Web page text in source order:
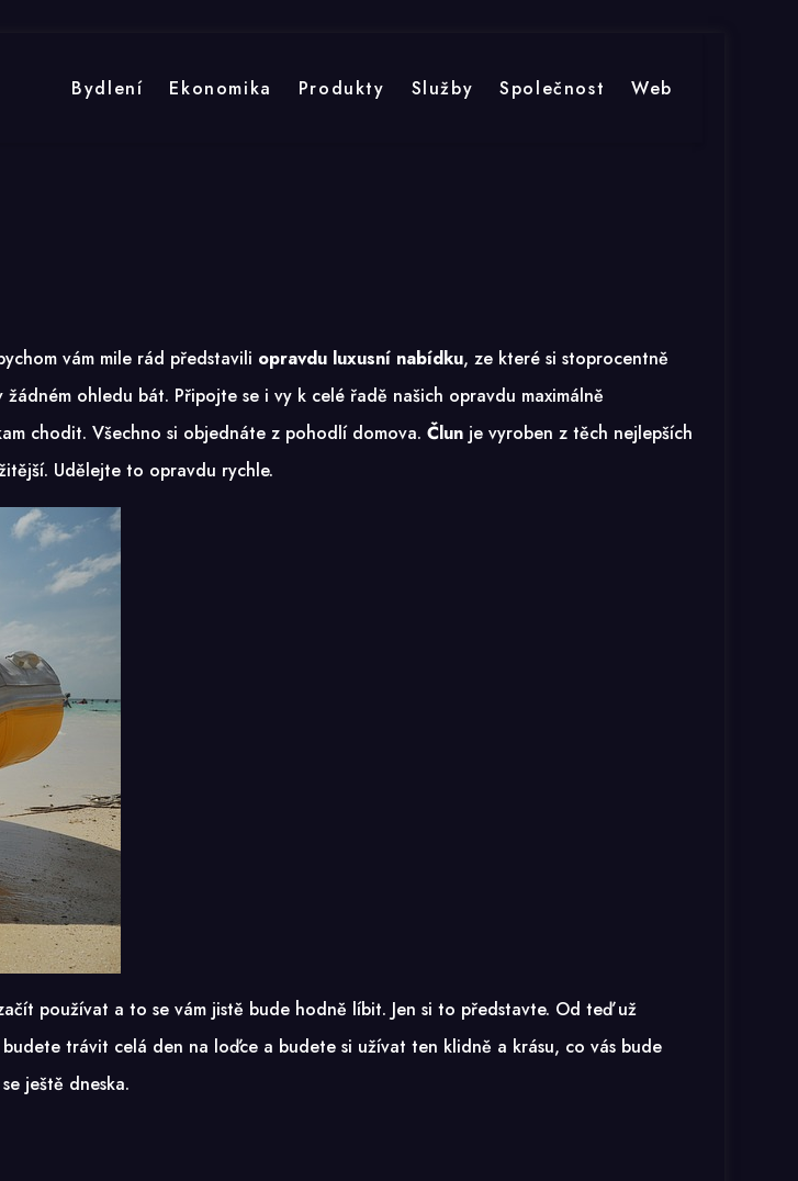
Bydlení Ekonomika Produkty Služby Společnost Web
vám mile rád představili opravdu luxusní nabídku, ze které si stoprocentně
ohledu bát. Připojte se i vy k celé řadě našich opravdu maximálně
chodit. Všechno si objednáte z pohodlí domova. Člun je vyroben z těch nejlepších
Udělejte to opravdu rychle.
používat a to se vám jistě bude hodně líbit. Jen si to představte. Od teď už
trávit celá den na loďce a budete si užívat ten klidně a krásu, co vás bude
ještě dneska.